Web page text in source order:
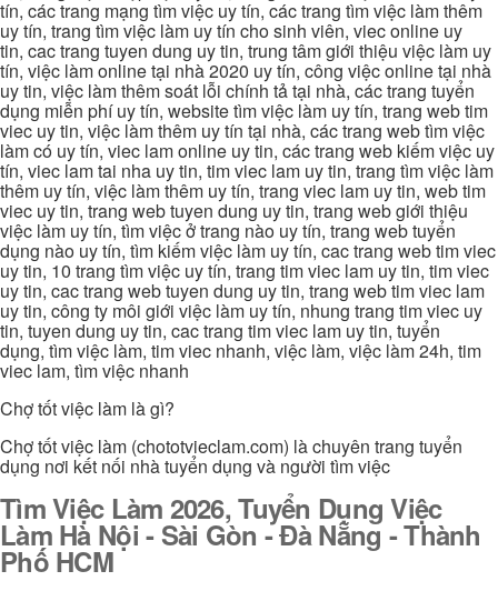
tín, các trang mạng tìm việc uy tín, các trang tìm việc làm thêm
uy tín, trang tìm việc làm uy tín cho sinh viên, viec online uy
tin, cac trang tuyen dung uy tin, trung tâm giới thiệu việc làm uy
tín, việc làm online tại nhà 2020 uy tín, công việc online tại nhà
uy tin, việc làm thêm soát lỗi chính tả tại nhà, các trang tuyển
dụng miễn phí uy tín, website tìm việc làm uy tín, trang web tim
viec uy tin, việc làm thêm uy tín tại nhà, các trang web tìm việc
làm có uy tín, viec lam online uy tin, các trang web kiếm việc uy
tín, viec lam tai nha uy tin, tim viec lam uy tin, trang tìm việc làm
thêm uy tín, việc làm thêm uy tín, trang viec lam uy tin, web tim
viec uy tin, trang web tuyen dung uy tin, trang web giới thiệu
việc làm uy tín, tìm việc ở trang nào uy tín, trang web tuyển
dụng nào uy tín, tìm kiếm việc làm uy tín, cac trang web tim viec
uy tin, 10 trang tìm việc uy tín, trang tim viec lam uy tin, tim viec
uy tin, cac trang web tuyen dung uy tin, trang web tim viec lam
uy tin, công ty môi giới việc làm uy tín, nhung trang tim viec uy
tin, tuyen dung uy tin, cac trang tim viec lam uy tin, tuyển
dụng, tìm việc làm, tim viec nhanh, việc làm, việc làm 24h, tim
viec lam, tìm việc nhanh
Chợ tốt việc làm là gì?
Chợ tốt việc làm (chototvieclam.com) là chuyên trang tuyển
dụng nơi kết nối nhà tuyển dụng và người tìm việc
Tìm Việc Làm 2026, Tuyển Dụng Việc
Làm Hà Nội - Sài Gòn - Đà Nẵng - Thành
Phố HCM